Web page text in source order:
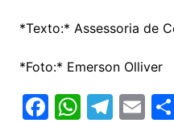
*Texto:* Assessoria de
*Foto:* Emerson Olliver
F W T E